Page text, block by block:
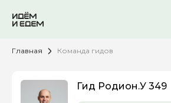
Главная Команда гидов
Гид Родион.У 349